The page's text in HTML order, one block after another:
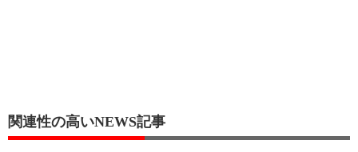
関連性の高いNEWS記事